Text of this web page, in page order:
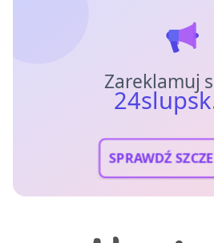
Zareklamuj
SPRAWDŹ